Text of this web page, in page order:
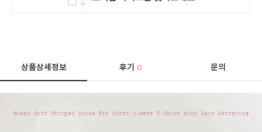
상품상세정보 후기0 문의